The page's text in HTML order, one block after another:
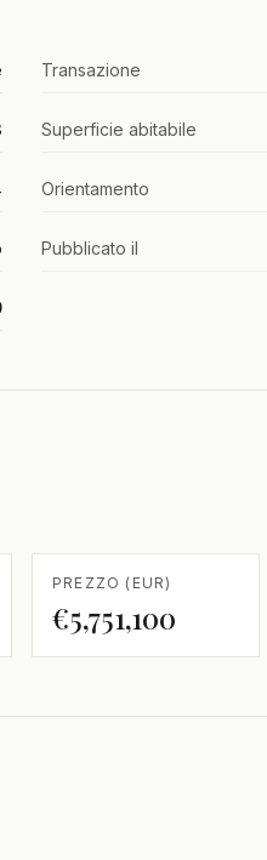
Transazione
Superficie abitabile
Orientamento
Pubblicato il
PREZZO (EUR)
€5,751,100